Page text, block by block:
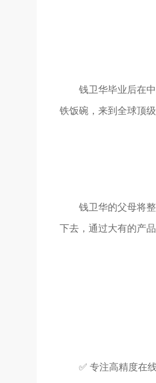
钱卫华毕业后在中
铁饭碗，来到全球顶
钱卫华的父母将整
下去，通过大有的产
✅ 专注高精度在线